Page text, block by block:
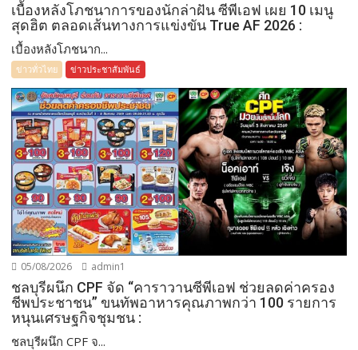
เบื้องหลังโภชนาการของนักล่าฝัน ซีพีเอฟ เผย 10 เมนู
สุดฮิต ตลอดเส้นทางการแข่งขัน True AF 2026 :
เบื้องหลังโภชนาก...
ข่าวทั่วไทย ข่าวประชาสัมพันธ์
05/08/2026 admin1
ชลบุรีผนึก CPF จัด “คาราวานซีพีเอฟ ช่วยลดค่าครอง
ชีพประชาชน” ขนทัพอาหารคุณภาพกว่า 100 รายการ
หนุนเศรษฐกิจชุมชน :
ชลบุรีผนึก CPF จ...